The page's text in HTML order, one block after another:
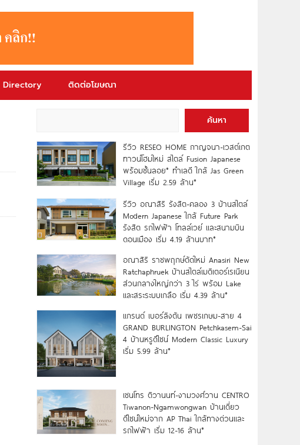
Directory ติดต่อโฆษณา
ค้นหา
รีวิว RESEO HOME กาญจนา-เวสต์เกต
ทาวน์โฮมใหม่ สไตล์ Fusion Japanese
พร้อมชั้นลอย* ทำเลดี ใกล้ Jas Green
Village เริ่ม 2.59 ล้าน*
รีวิว อณาสิริ รังสิต-คลอง 3 บ้านสไตล์
Modern Japanese ใกล้ Future Park
รังสิต รถไฟฟ้า โทลล์เวย์ และสนามบิน
ดอนเมือง เริ่ม 4.19 ล้านบาท*
อณาสิริ ราชพฤกษ์ตัดใหม่ Anasiri New
Ratchaphruek บ้านสไตล์เมดิเตอร์เรเนียน
ส่วนกลางใหญ่กว่า 3 ไร่ พร้อม Lake
และสระระบบเกลือ เริ่ม 4.39 ล้าน*
แกรนด์ เบอร์ลิงตัน เพชรเกษม-สาย 4
GRAND BURLINGTON Petchkasem-Sai
4 บ้านหรูดีไซน์ Modern Classic Luxury
เริ่ม 5.99 ล้าน*
เซนโทร ติวานนท์-งามวงศ์วาน CENTRO
Tiwanon-Ngamwongwan บ้านเดี่ยว
ดีไซน์ใหม่จาก AP Thai ใกล้ทางด่วนและ
รถไฟฟ้า เริ่ม 12-16 ล้าน*